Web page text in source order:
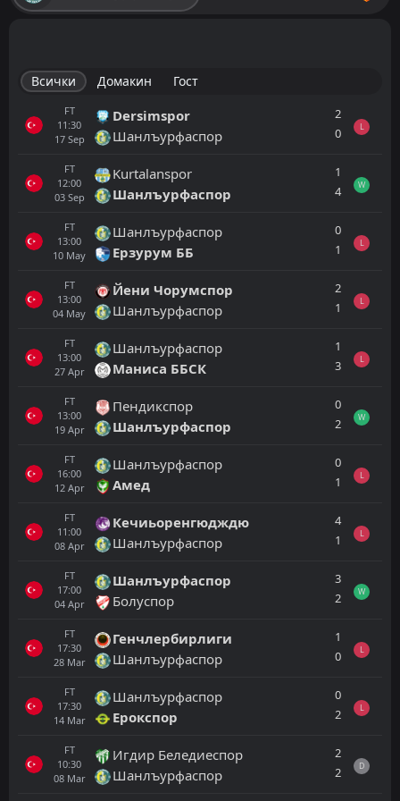
Всички Домакин Гост
FT
11:30
17 Sep
Dersimspor
Шанлъурфаспор
2
0
L
FT
12:00
03 Sep
Kurtalanspor
Шанлъурфаспор
1
4
W
FT
13:00
10 May
Шанлъурфаспор
Ерзурум ББ
0
1
L
FT
13:00
04 May
Йени Чорумспор
Шанлъурфаспор
2
1
L
FT
13:00
27 Apr
Шанлъурфаспор
Маниса ББСК
1
3
L
FT
13:00
19 Apr
Пендикспор
Шанлъурфаспор
0
2
W
FT
16:00
12 Apr
Шанлъурфаспор
Амед
0
1
L
FT
11:00
08 Apr
Кечиьоренгюдждю
Шанлъурфаспор
4
1
L
FT
17:00
04 Apr
Шанлъурфаспор
Болуспор
3
2
W
FT
17:30
28 Mar
Генчлербирлиги
Шанлъурфаспор
1
0
L
FT
17:30
14 Mar
Шанлъурфаспор
Ерокспор
0
2
L
FT
10:30
08 Mar
Игдир Беледиеспор
Шанлъурфаспор
2
2
D